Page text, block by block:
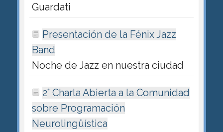
Guardati
Presentación de la Fénix Jazz
Band
Noche de Jazz en nuestra ciudad
2° Charla Abierta a la Comunidad
sobre Programación
Neurolingüística